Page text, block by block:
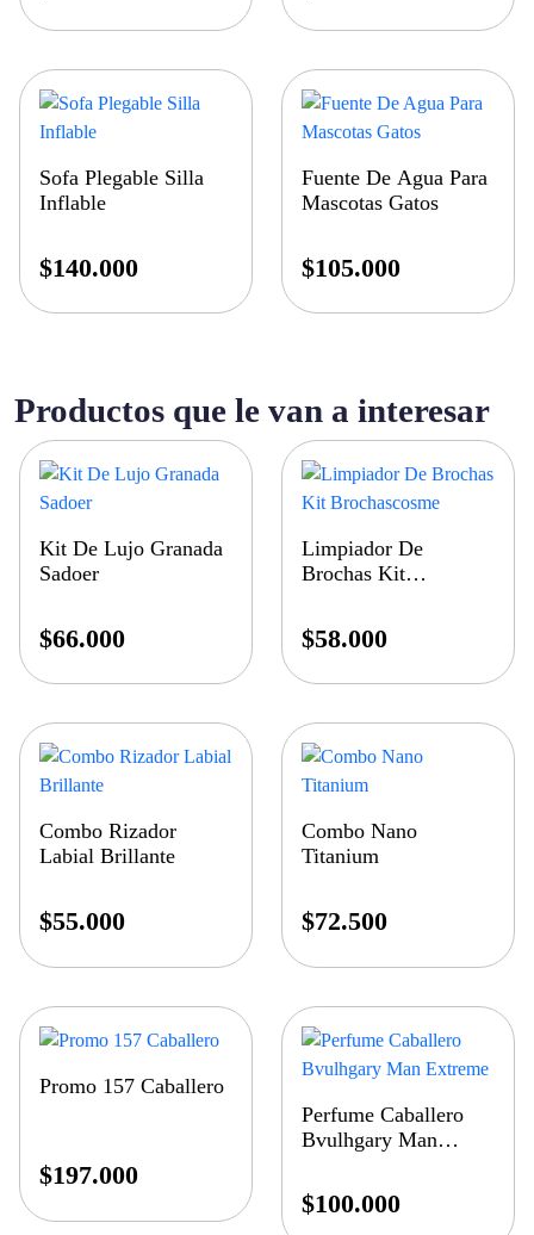
Sofa Plegable Silla
Inflable
$140.000
Fuente De Agua Para
Mascotas Gatos
$105.000
Productos que le van a interesar
Kit De Lujo Granada
Sadoer
$66.000
Limpiador De
Brochas Kit
$58.000
Combo Rizador
Labial Brillante
$55.000
Combo Nano
Titanium
$72.500
Promo 157 Caballero
$197.000
Perfume Caballero
Bvulhgary Man
$100.000